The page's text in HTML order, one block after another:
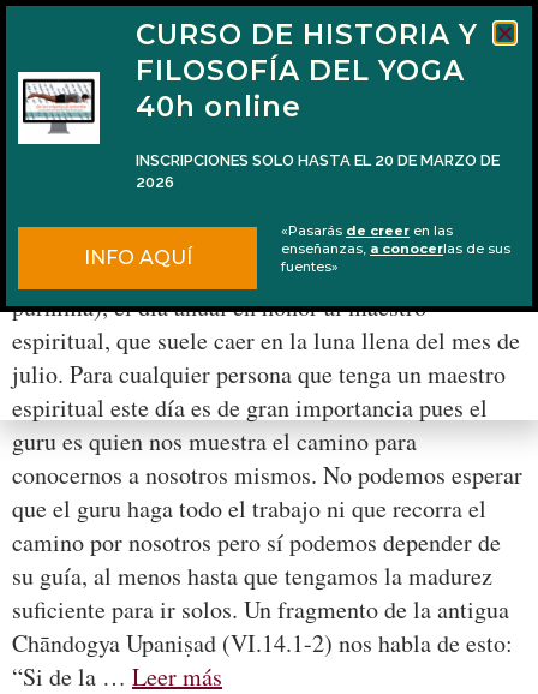
El guru es inevitable
El sábado 8 de julio se celebra Guru Pūrṇimā (guru
púrnima), el día anual en honor al maestro
espiritual, que suele caer en la luna llena del mes de
julio. Para cualquier persona que tenga un maestro
espiritual este día es de gran importancia pues el
guru es quien nos muestra el camino para
conocernos a nosotros mismos. No podemos esperar
que el guru haga todo el trabajo ni que recorra el
camino por nosotros pero sí podemos depender de
su guía, al menos hasta que tengamos la madurez
suficiente para ir solos. Un fragmento de la antigua
Chāndogya Upaniṣad (VI.14.1-2) nos habla de esto:
“Si de la … Leer más
CURSO DE HISTORIA Y
FILOSOFÍA DEL YOGA
40h online
INSCRIPCIONES SOLO HASTA EL 20 DE MARZO DE
2026
INFO AQUÍ
«Pasarás de creer en las
enseñanzas, a conocerlas de sus
fuentes»